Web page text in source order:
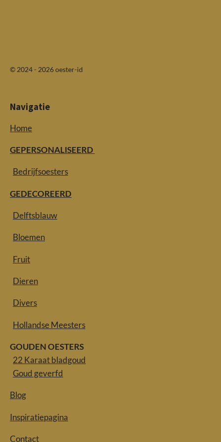
© 2024 - 2026 oester-id
Navigatie
Home
GEPERSONALISEERD
Bedrijfsoesters
GEDECOREERD
Delftsblauw
Bloemen
Fruit
Dieren
Divers
Hollandse Meesters
GOUDEN OESTERS
22 Karaat bladgoud
Goud geverfd
Blog
Inspiratiepagina
Contact